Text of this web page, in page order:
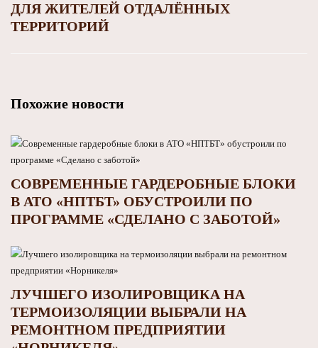
ДЛЯ ЖИТЕЛЕЙ ОТДАЛЁННЫХ
ТЕРРИТОРИЙ
Похожие новости
СОВРЕМЕННЫЕ ГАРДЕРОБНЫЕ БЛОКИ
В АТО «НПТБТ» ОБУСТРОИЛИ ПО
ПРОГРАММЕ «СДЕЛАНО С ЗАБОТОЙ»
ЛУЧШЕГО ИЗОЛИРОВЩИКА НА
ТЕРМОИЗОЛЯЦИИ ВЫБРАЛИ НА
РЕМОНТНОМ ПРЕДПРИЯТИИ